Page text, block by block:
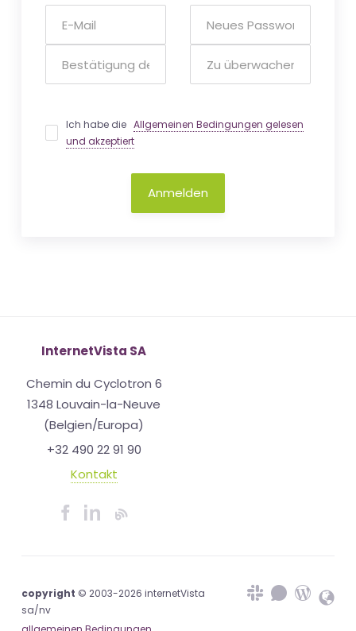
Ich habe dieAllgemeinen Bedingungen gelesen
und akzeptiert
Anmelden
InternetVista SA
Chemin du Cyclotron 6
1348 Louvain-la-Neuve
(Belgien/Europa)
+32 490 22 91 90
Kontakt
copyright © 2003-2026 internetVista
sa/nv